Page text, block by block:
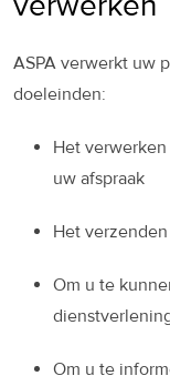
ASPA verwerkt uw
doeleinden:
Het
uw afspraak
Het
Om u te
Om u te